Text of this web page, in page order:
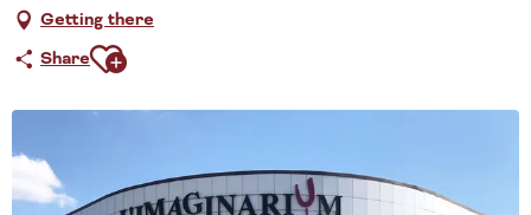
Getting there
ShareAjouter aux favoris